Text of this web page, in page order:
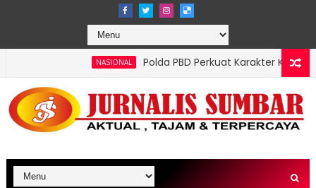
Polda PBD Perkuat Karakter Kepemimpinan